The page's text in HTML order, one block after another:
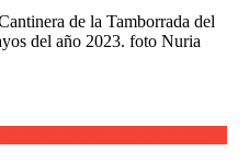
de la Tamborrada del
del año 2023. foto Nuria